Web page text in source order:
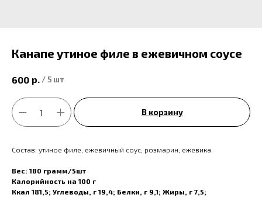
Канапе утиное филе в ежевичном соусе
600 р. /5 шт
В корзину
Состав: утиное филе, ежевичный соус, розмарин, ежевика.
Вес: 180 грамм/5шт
Калорийность на 100 г
Ккал 181,5; Углеводы, г 19,4; Белки, г 9,1; Жиры, г 7,5;